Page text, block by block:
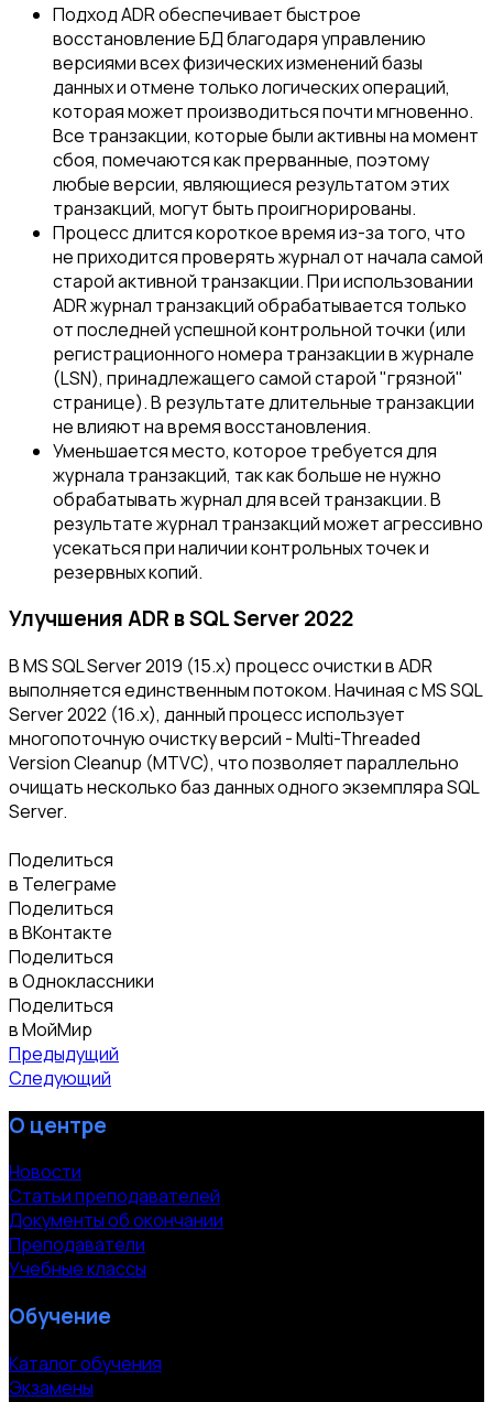
Подход ADR обеспечивает быстрое
восстановление БД благодаря управлению
версиями всех физических изменений базы
данных и отмене только логических операций,
которая может производиться почти мгновенно.
Все транзакции, которые были активны на момент
сбоя, помечаются как прерванные, поэтому
любые версии, являющиеся результатом этих
транзакций, могут быть проигнорированы.
Процесс длится короткое время из-за того, что
не приходится проверять журнал от начала самой
старой активной транзакции. При использовании
ADR журнал транзакций обрабатывается только
от последней успешной контрольной точки (или
регистрационного номера транзакции в журнале
(LSN), принадлежащего самой старой "грязной"
странице). В результате длительные транзакции
не влияют на время восстановления.
Уменьшается место, которое требуется для
журнала транзакций, так как больше не нужно
обрабатывать журнал для всей транзакции. В
результате журнал транзакций может агрессивно
усекаться при наличии контрольных точек и
резервных копий.
Улучшения ADR в SQL Server 2022
В MS SQL Server 2019 (15.x) процесс очистки в ADR
выполняется единственным потоком. Начиная с MS SQL
Server 2022 (16.x), данный процесс использует
многопоточную очистку версий - Multi-Threaded
Version Cleanup (MTVC), что позволяет параллельно
очищать несколько баз данных одного экземпляра SQL
Server.
Поделиться
в Телеграме
Поделиться
в ВКонтакте
Поделиться
в Одноклассники
Поделиться
в МойМир
Предыдущий
Следующий
О центре
Новости
Статьи преподавателей
Документы об окончании
Преподаватели
Учебные классы
Обучение
Каталог обучения
Экзамены